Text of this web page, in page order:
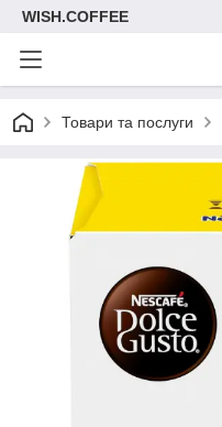
WISH.COFFEE
Товари та послуги